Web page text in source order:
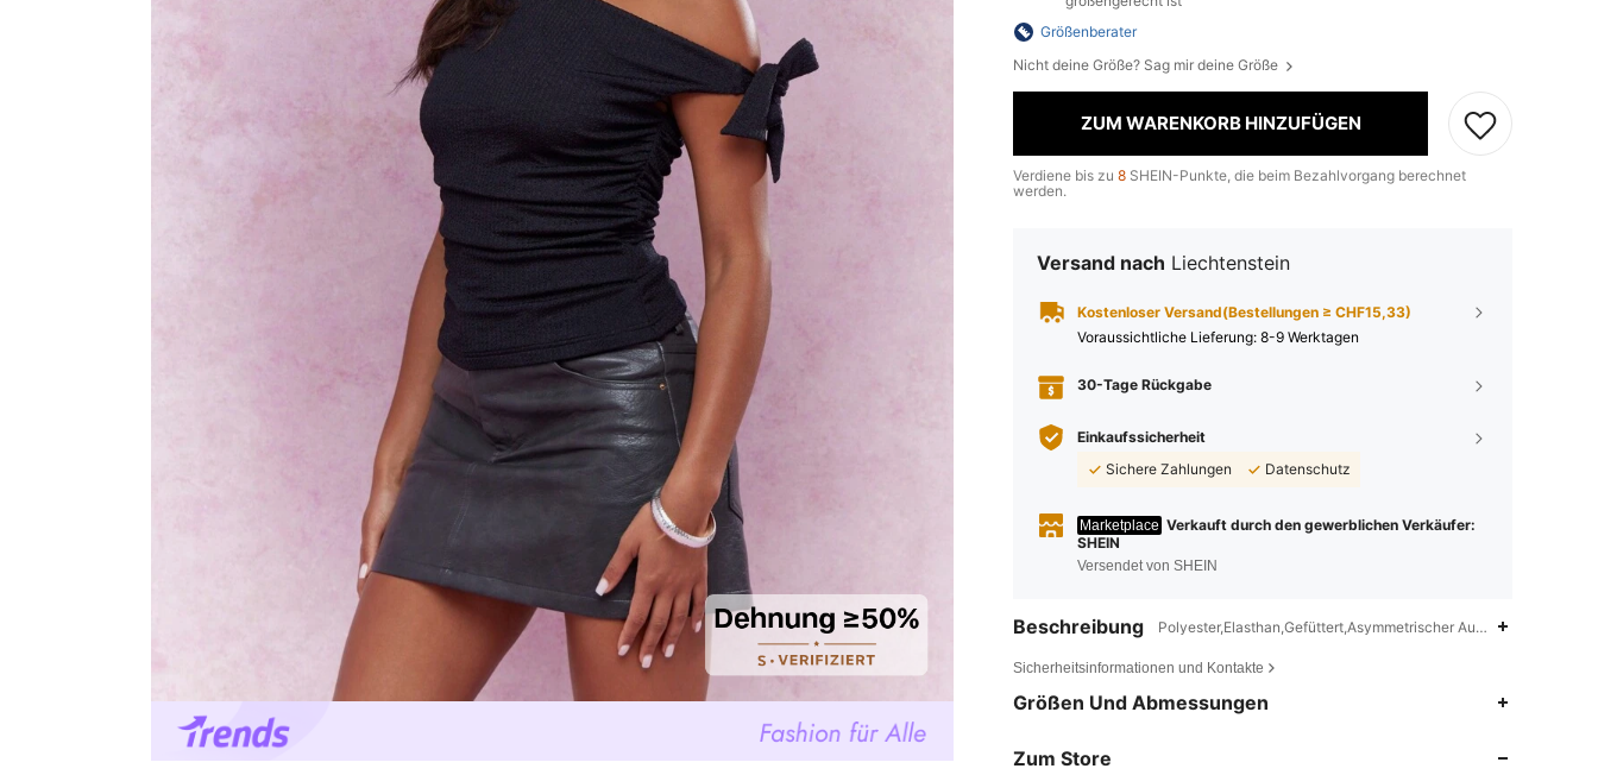
Größenberater
Nicht deine Größe? Sag mir deine Größe
ZUM WARENKORB HINZUFÜGEN
Verdiene bis zu 8 SHEIN-Punkte, die beim Bezahlvorgang berechnet
werden.
Versand nach Liechtenstein
Kostenloser Versand(Bestellungen ≥ CHF15,33)
Voraussichtliche Lieferung: 8-9 Werktagen
30-Tage Rückgabe
Einkaufssicherheit
Sichere Zahlungen
Datenschutz
Marketplace Verkauft durch den gewerblichen Verkäufer:
SHEIN
Versendet von SHEIN
Beschreibung Polyester,Elasthan,Gefüttert,Asymmetrischer Ausschnitt
Sicherheitsinformationen und Kontakte
Größen Und Abmessungen
Zum Store
4,83
4,83